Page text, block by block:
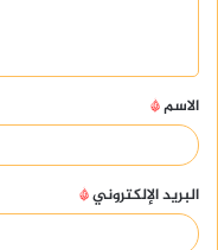
ق
*
الاسم*
البريد الإلكتروني*